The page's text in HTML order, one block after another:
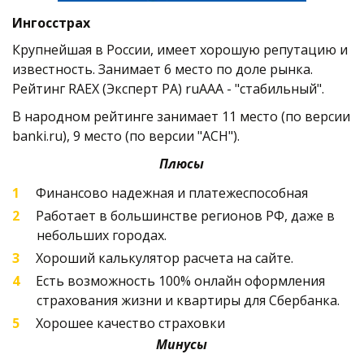
Ингосстрах
Крупнейшая в России, имеет хорошую репутацию и
известность. Занимает 6 место по доле рынка.
Рейтинг RAEX (Эксперт РА) ruAAA - "стабильный".
В народном рейтинге занимает 11 место (по версии
banki.ru), 9 место (по версии "АСН").
Плюсы
Финансово надежная и платежеспособная
Работает в большинстве регионов РФ, даже в
небольших городах.
Хороший калькулятор расчета на сайте.
Есть возможность 100% онлайн оформления
страхования жизни и квартиры для Сбербанка.
Хорошее качество страховки
Минусы